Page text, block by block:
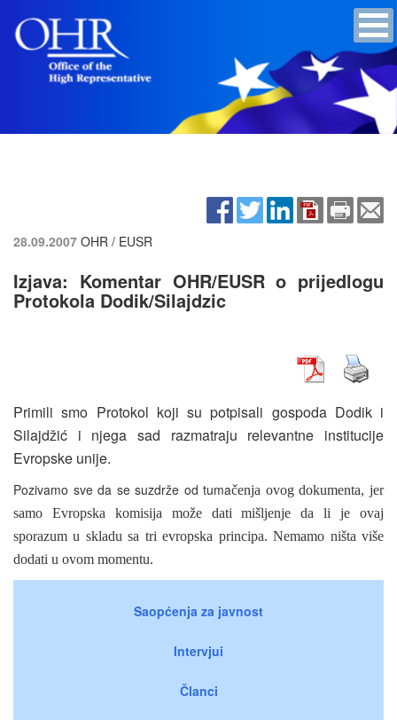
28.09.2007 OHR / EUSR
Izjava: Komentar OHR/EUSR o prijedlogu
Protokola Dodik/Silajdzic
Primili smo Protokol koji su potpisali gospoda Dodik i
Silajdžić i njega sad razmatraju relevantne institucije
Evropske unije.
Pozivamo sve da se suzdrže od tumačenja ovog dokumenta, jer
samo Evropska komisija može dati mišljenje da li je ovaj
sporazum u skladu sa tri evropska principa. Nemamo ništa više
dodati u ovom momentu.
Saopćenja za javnost
Intervjui
Članci